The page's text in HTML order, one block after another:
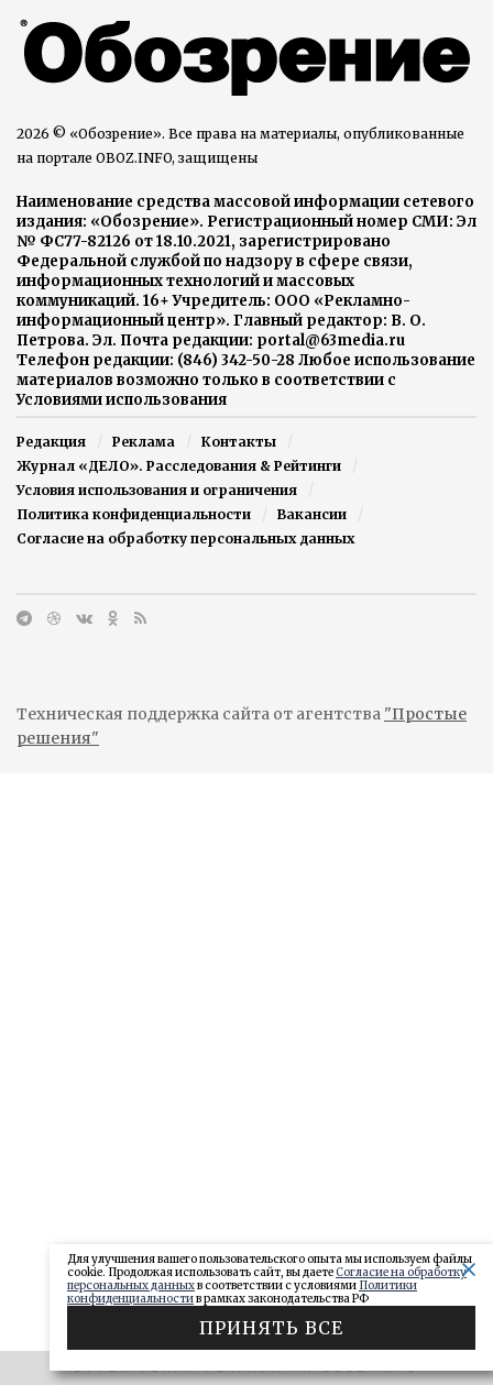
2026 © «Обозрение». Все права на материалы, опубликованные
на портале OBOZ.INFO, защищены
Наименование средства массовой информации сетевого
издания: «Обозрение». Регистрационный номер СМИ: Эл
№ ФС77-82126 от 18.10.2021, зарегистрировано
Федеральной службой по надзору в сфере связи,
информационных технологий и массовых
коммуникаций. 16+ Учредитель: ООО «Рекламно-
информационный центр». Главный редактор: В. О.
Петрова. Эл. Почта редакции: portal@63media.ru
Телефон редакции: (846) 342-50-28 Любое использование
материалов возможно только в соответствии с
Условиями использования
Редакция Реклама
Контакты
Журнал «ДЕЛО». Расследования & Рейтинги
Условия использования и ограничения
Политика конфиденциальности
Вакансии
Согласие на обработку персональных данных
Техническая поддержка сайта от агентства "Простые
решения"
Для улучшения вашего пользовательского опыта мы используем файлы
cookie. Продолжая использовать сайт, вы даетеСогласие на обработку
персональных данныхв соответствии с условиями Политики
конфиденциальностив рамках законодательства РФ
ПРИНЯТЬ ВСЕ
ЭФФЕКТИВНАЯ РЕКЛАМА НА OBOZ.INFO